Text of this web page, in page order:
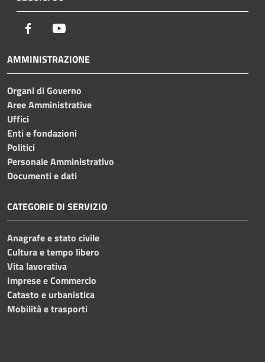
Facebook
AMMINISTRAZIONE
Organi di Governo
Aree Amministrative
Uffici
Enti e fondazioni
Politici
Personale Amministrativo
Documenti e dati
CATEGORIE DI SERVIZIO
Anagrafe e stato civile
Cultura e tempo libero
Vita lavorativa
Imprese e Commercio
Catasto e urbanistica
Mobilità e trasporti